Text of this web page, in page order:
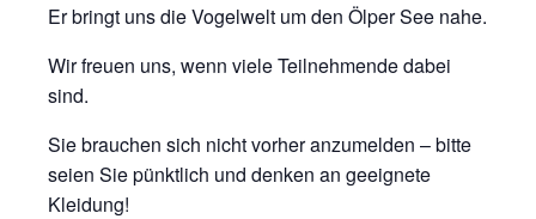
Er bringt uns die Vogelwelt um den Ölper See nahe.
Wir freuen uns, wenn viele Teilnehmende dabei
sind.
Sie brauchen sich nicht vorher anzumelden – bitte
seien Sie pünktlich und denken an geeignete
Kleidung!